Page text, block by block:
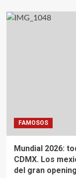
FAMOSOS
Mundial 2026:
CDMX. Los
del gran opening